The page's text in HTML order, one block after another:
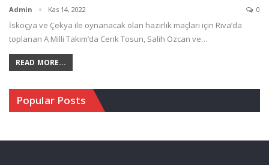
Admin Kas 14, 2022 0
İskoçya ve Çekya ile oynanacak olan hazırlık maçları için Riva’da
toplanan A Milli Takım’da Cenk Tosun, Salih Özcan ve…
READ MORE...
Popular Posts